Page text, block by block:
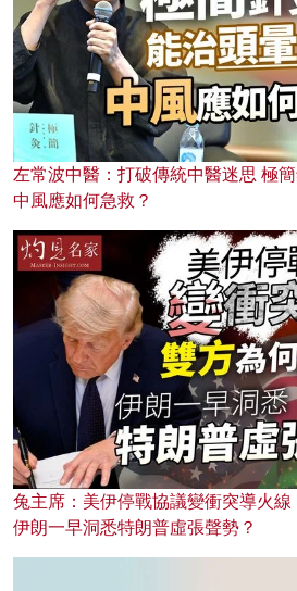
左常波中醫：打破傳統中醫迷思 極
中風應如何急救？
兔主席：美伊停戰協議變衝突導火線
伊朗一早洞悉特朗普虛張聲勢？